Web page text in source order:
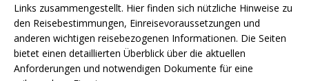
Links zusammengestellt. Hier finden sich nützliche Hinweise zu
den Reisebestimmungen, Einreisevoraussetzungen und
anderen wichtigen reisebezogenen Informationen. Die Seiten
bietet einen detaillierten Überblick über die aktuellen
Anforderungen und notwendigen Dokumente für eine